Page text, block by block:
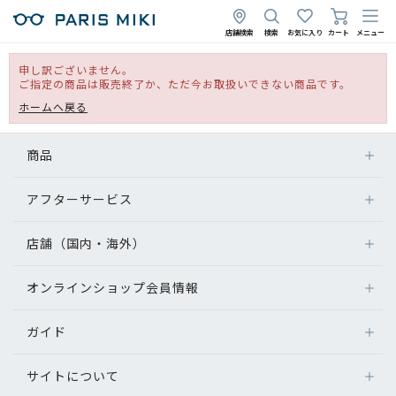
店舗検索 検索 お気に入り カート メニュー
申し訳ございません。
ご指定の商品は販売終了か、ただ今お取扱いできない商品です。
ホームへ戻る
商品
アフターサービス
店舗（国内・海外）
オンラインショップ会員情報
ガイド
サイトについて